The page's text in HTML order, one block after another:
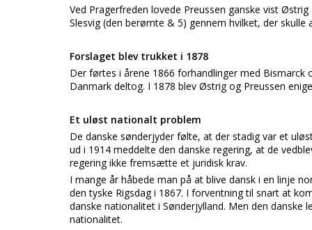
Ved Pragerfreden lovede Preussen ganske vist
Slesvig (den berømte & 5) gennem hvilket, der
Forslaget blev trukket i 1878
Der førtes i årene 1866 forhandlinger med
Danmark deltog. I 1878 blev Østrig og Preussen
Et uløst nationalt problem
De danske sønderjyder følte, at der stadig var et
ud i 1914 meddelte den danske regering, at de
regering ikke fremsætte et juridisk krav.
I mange år håbede man på at blive dansk i en linje
den tyske Rigsdag i 1867. I forventning til snart at
danske nationalitet i Sønderjylland. Men den
nationalitet.